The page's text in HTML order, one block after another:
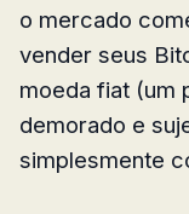
o mercado
vender seus
moeda fiat (um
demorado e
simplesmente